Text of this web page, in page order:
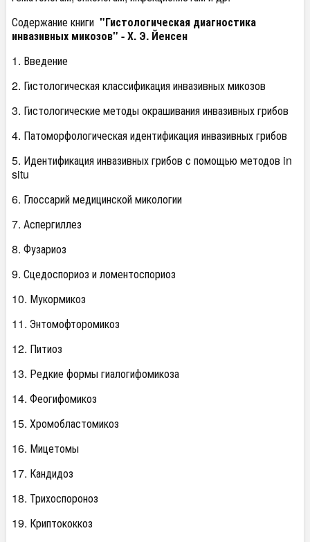
Содержание книги "Гистологическая диагностика
инвазивных микозов" - Х. Э. Йенсен
1. Введение
2. Гистологическая классификация инвазивных микозов
3. Гистологические методы окрашивания инвазивных грибов
4. Патоморфологическая идентификация инвазивных грибов
5. Идентификация инвазивных грибов с помощью методов in
situ
6. Глоссарий медицинской микологии
7. Аспергиллез
8. Фузариоз
9. Сцедоспориоз и ломентоспориоз
10. Мукормикоз
11. Энтомофторомикоз
12. Питиоз
13. Редкие формы гиалогифомикоза
14. Феогифомикоз
15. Хромобластомикоз
16. Мицетомы
17. Кандидоз
18. Трихоспороноз
19. Криптококкоз